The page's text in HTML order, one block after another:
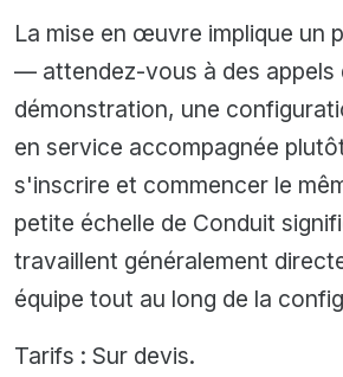
La mise en œuvre implique un
— attendez-vous à des appels
démonstration, une
en service accompagnée
s'inscrire et commencer le
petite échelle de Conduit
travaillent généralement
équipe tout au long de la
Tarifs : Sur devis.